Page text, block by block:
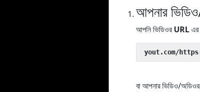
আপনার
আপনি ভিডিওরURL
yout.com/
বা আপনার ভিডিও/